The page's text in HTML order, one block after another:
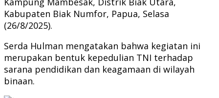
Kabupaten Biak Numfor, Papua, Selasa
(26/8/2025).
Serda Hulman mengatakan bahwa kegiatan ini
merupakan bentuk kepedulian TNI terhadap
sarana pendidikan dan keagamaan di wilayah
binaan.